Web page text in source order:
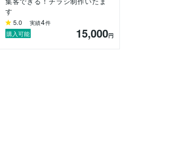
す
5.0 実績4件
購入可能 15,000円